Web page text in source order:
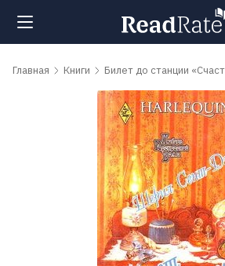
Поиск
Главная Книги Билет до станции